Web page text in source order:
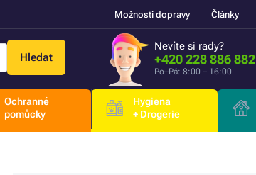
Možnosti dopravy Články
Hledat
Nevíte si rady?
+420 228 886 882
Po–Pá: 8:00 – 16:00
Ochranné
pomůcky
Hygiena
+ Drogerie